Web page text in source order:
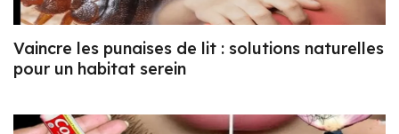
Vaincre les punaises de lit : solutions naturelles
pour un habitat serein